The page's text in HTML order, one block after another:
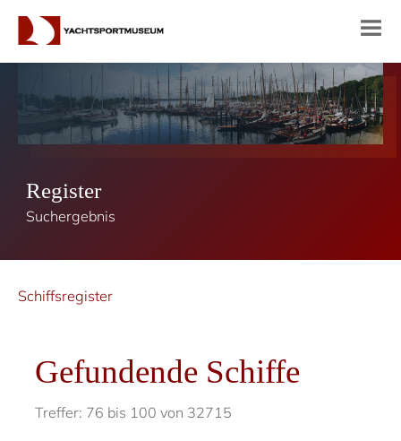
Register
Suchergebnis
Schiffsregister
Gefundende Schiffe
Treffer: 76 bis 100 von 32715